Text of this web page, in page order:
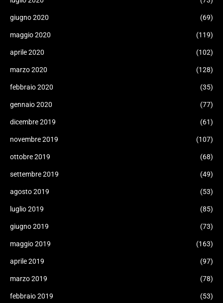
giugno 2020 (69)
maggio 2020 (119)
aprile 2020 (102)
marzo 2020 (128)
febbraio 2020 (35)
gennaio 2020 (77)
dicembre 2019 (61)
novembre 2019 (107)
ottobre 2019 (68)
settembre 2019 (49)
agosto 2019 (53)
luglio 2019 (85)
giugno 2019 (73)
maggio 2019 (163)
aprile 2019 (97)
marzo 2019 (78)
febbraio 2019 (53)